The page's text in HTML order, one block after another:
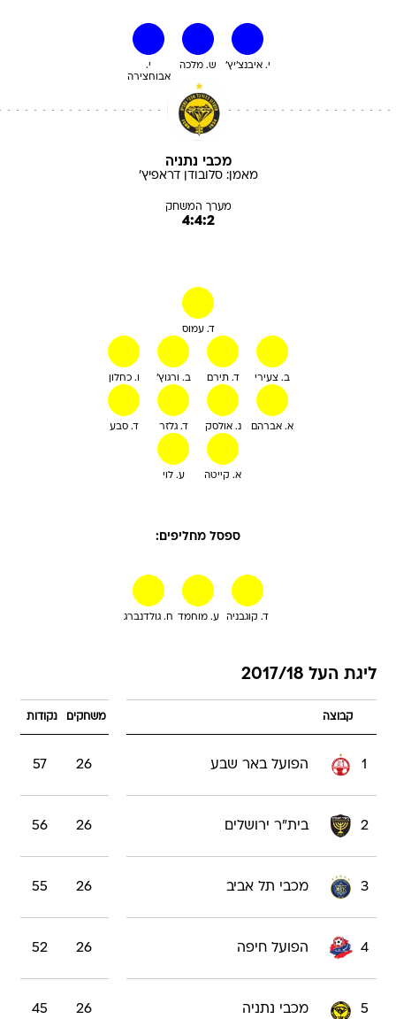
י.
אבוחצירה
ש. מלכה י. איבנצ'יץ'
מכבי נתניה
מאמן:סלובודן דראפיץ'
מערך המשחק
4:4:2
ד. עמוס
ו. כחלון ב. ורגוץ' ד. תירם ב. צעירי
ד. סבע ד. גלזר נ. אולסק א. אברהם
ע. לוי א. קייטה
ספסל מחליפים:
ח. גולדנברג ע. מוחמד ד. קוגבניה
ליגת העל 2017/18
קבוצה משחקים נקודות
1 הפועל באר שבע 26
57
2 בית"ר ירושלים 26
56
3 מכבי תל אביב 26
55
4 הפועל חיפה 26
52
5 מכבי נתניה 26
45